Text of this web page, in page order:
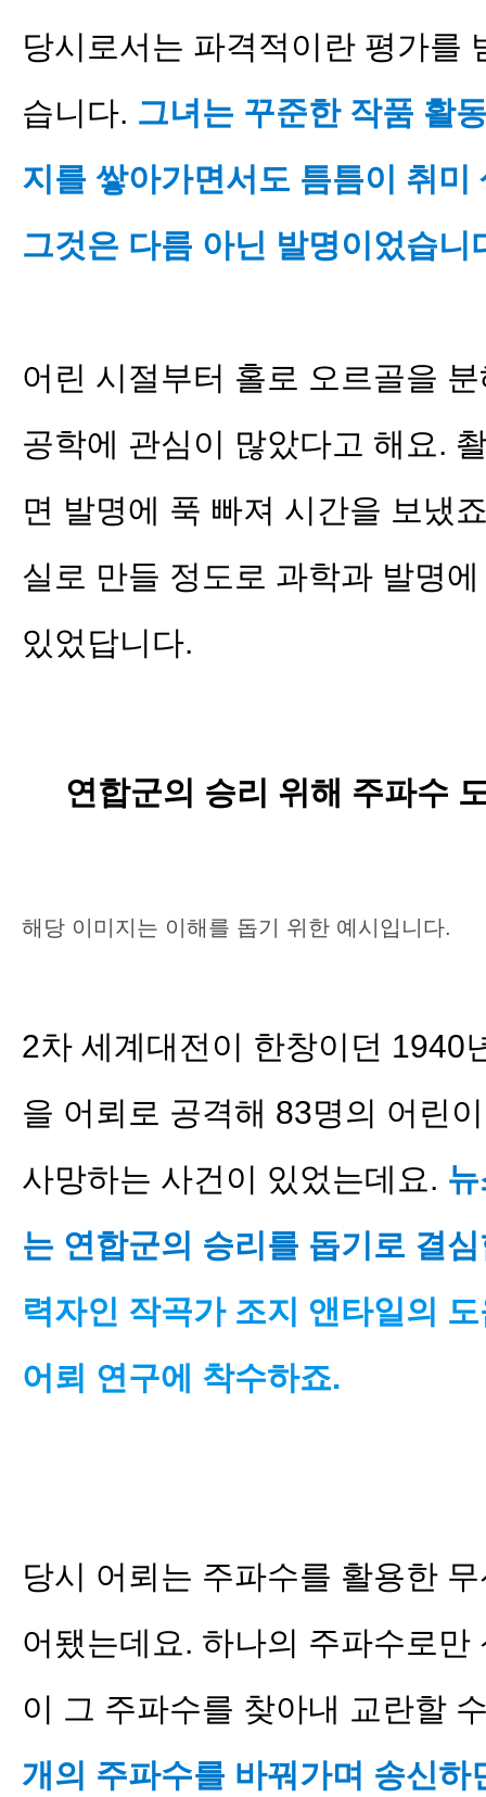
당시로서는 파격적이란 평가를
습니다. 그녀는 꾸준한 작품 활
지를 쌓아가면서도 틈틈이 취미
그것은 다름 아닌 발명이었습니
어린 시절부터 홀로 오르골을
공학에 관심이 많았다고 해요.
면 발명에 푹 빠져 시간을 보냈
실로 만들 정도로 과학과 발명
있었답니다.
연합군의 승리 위해 주파수
해당 이미지는 이해를 돕기 위한 예시입니다.
2차 세계대전이 한창이던 1940
을 어뢰로 공격해 83명의 어린
사망하는 사건이 있었는데요.
는 연합군의 승리를 돕기로 결
력자인 작곡가 조지 앤타일의
어뢰 연구에 착수하죠.
당시 어뢰는 주파수를 활용한
어됐는데요. 하나의 주파수로만
이 그 주파수를 찾아내 교란할
개의 주파수를 바꿔가며 송신하